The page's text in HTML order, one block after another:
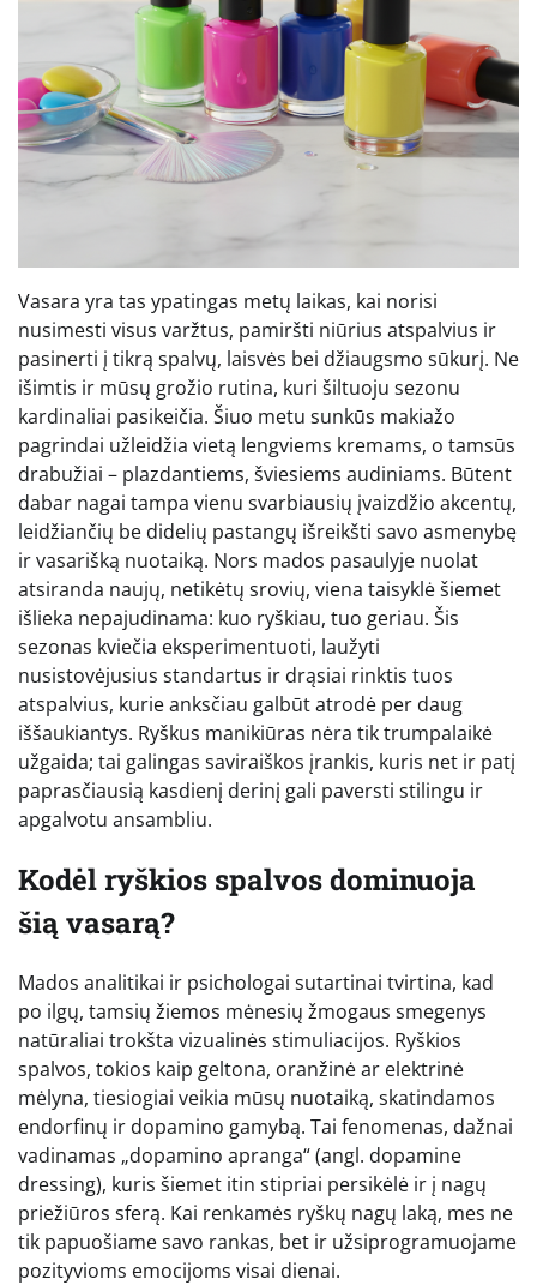
Vasara yra tas ypatingas metų laikas, kai norisi
nusimesti visus varžtus, pamiršti niūrius atspalvius ir
pasinerti į tikrą spalvų, laisvės bei džiaugsmo sūkurį. Ne
išimtis ir mūsų grožio rutina, kuri šiltuoju sezonu
kardinaliai pasikeičia. Šiuo metu sunkūs makiažo
pagrindai užleidžia vietą lengviems kremams, o tamsūs
drabužiai – plazdantiems, šviesiems audiniams. Būtent
dabar nagai tampa vienu svarbiausių įvaizdžio akcentų,
leidžiančių be didelių pastangų išreikšti savo asmenybę
ir vasarišką nuotaiką. Nors mados pasaulyje nuolat
atsiranda naujų, netikėtų srovių, viena taisyklė šiemet
išlieka nepajudinama: kuo ryškiau, tuo geriau. Šis
sezonas kviečia eksperimentuoti, laužyti
nusistovėjusius standartus ir drąsiai rinktis tuos
atspalvius, kurie anksčiau galbūt atrodė per daug
iššaukiantys. Ryškus manikiūras nėra tik trumpalaikė
užgaida; tai galingas saviraiškos įrankis, kuris net ir patį
paprasčiausią kasdienį derinį gali paversti stilingu ir
apgalvotu ansambliu.
Kodėl ryškios spalvos dominuoja
šią vasarą?
Mados analitikai ir psichologai sutartinai tvirtina, kad
po ilgų, tamsių žiemos mėnesių žmogaus smegenys
natūraliai trokšta vizualinės stimuliacijos. Ryškios
spalvos, tokios kaip geltona, oranžinė ar elektrinė
mėlyna, tiesiogiai veikia mūsų nuotaiką, skatindamos
endorfinų ir dopamino gamybą. Tai fenomenas, dažnai
vadinamas „dopamino apranga“ (angl. dopamine
dressing), kuris šiemet itin stipriai persikėlė ir į nagų
priežiūros sferą. Kai renkamės ryškų nagų laką, mes ne
tik papuošiame savo rankas, bet ir užsiprogramuojame
pozityvioms emocijoms visai dienai.